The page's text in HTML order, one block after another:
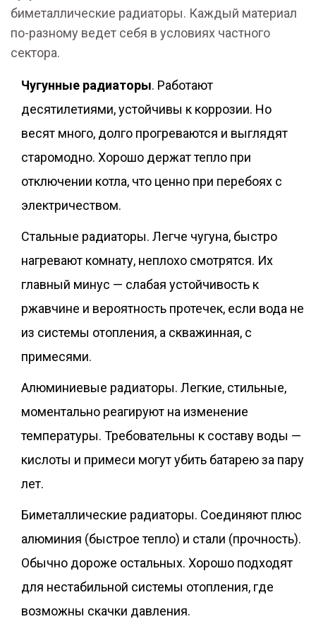
биметаллические радиаторы. Каждый материал
по-разному ведет себя в условиях частного
сектора.
Чугунные радиаторы. Работают
десятилетиями, устойчивы к коррозии. Но
весят много, долго прогреваются и выглядят
старомодно. Хорошо держат тепло при
отключении котла, что ценно при перебоях с
электричеством.
Стальные радиаторы. Легче чугуна, быстро
нагревают комнату, неплохо смотрятся. Их
главный минус — слабая устойчивость к
ржавчине и вероятность протечек, если вода не
из системы отопления, а скважинная, с
примесями.
Алюминиевые радиаторы. Легкие, стильные,
моментально реагируют на изменение
температуры. Требовательны к составу воды —
кислоты и примеси могут убить батарею за пару
лет.
Биметаллические радиаторы. Соединяют плюс
алюминия (быстрое тепло) и стали (прочность).
Обычно дороже остальных. Хорошо подходят
для нестабильной системы отопления, где
возможны скачки давления.